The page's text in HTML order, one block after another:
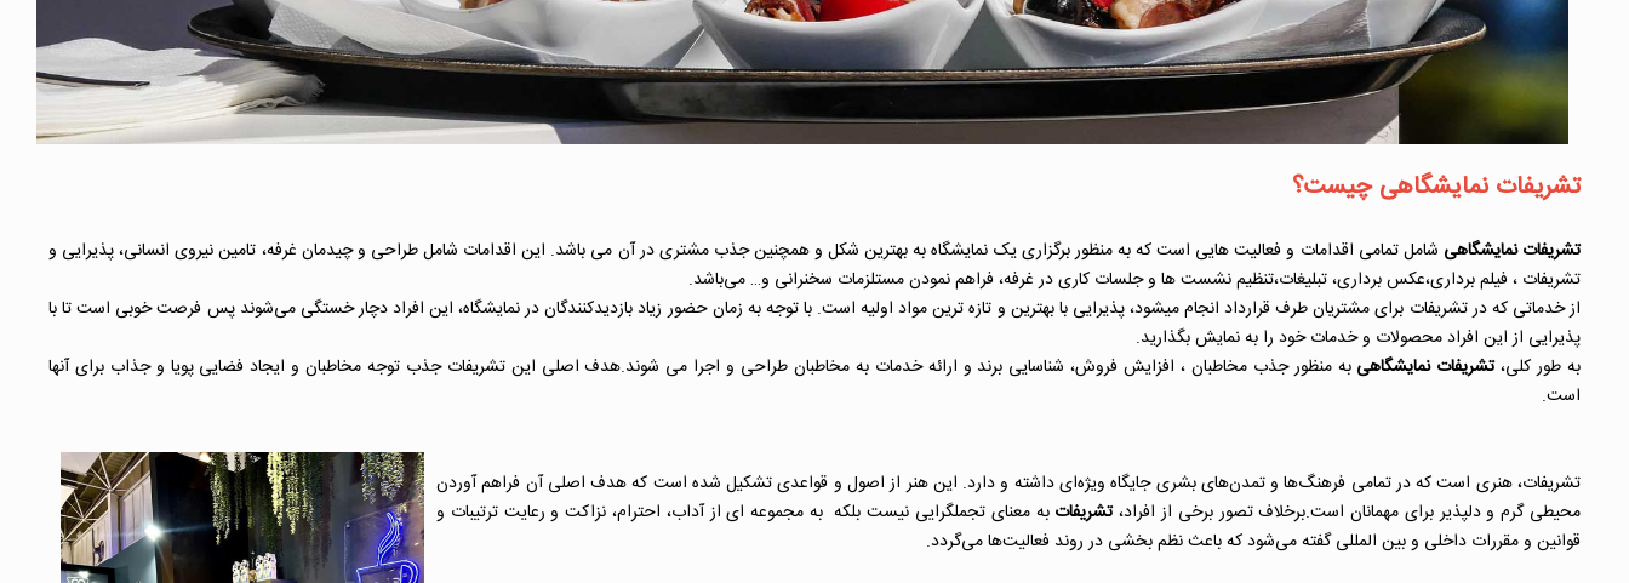
تشریفات نمایشگاهی چیست؟
تشریفات نمایشگاهی شامل تمامی اقدامات و فعالیت هایی است که به منظور برگزاری یک نمایشگاه به بهترین شکل و همچنین جذب مشتری در آن می باشد. این اقدامات شامل طراحی و چیدمان غرفه، تامین نیروی انسانی، پذیرایی و
تشریفات ، فیلم برداری،عکس برداری، تبلیغات،تنظیم نشست ها و جلسات کاری در غرفه، فراهم نمودن مستلزمات سخنرانی و… می‌باشد.
از خدماتی که در تشریفات برای مشتریان طرف قرارداد انجام میشود، پذیرایی با بهترین و تازه ترین مواد اولیه است. با توجه به زمان حضور زیاد بازدیدکنندگان در نمایشگاه، این افراد دچار خستگی می‌شوند پس فرصت خوبی است تا با
پذیرایی از این افراد محصولات و خدمات خود را به نمایش بگذارید.
به طور کلی،تشریفات نمایشگاهی به منظور جذب مخاطبان ، افزایش فروش، شناسایی برند و ارائه خدمات به مخاطبان طراحی و اجرا می شوند.هدف اصلی این تشریفات جذب توجه مخاطبان و ایجاد فضایی پویا و جذاب برای آنها
است.
تشریفات، هنری است که در تمامی فرهنگ‌ها و تمدن‌های بشری جایگاه ویژه‌ای داشته و دارد. این هنر از اصول و قواعدی تشکیل شده است که هدف اصلی آن فراهم آوردن
محیطی گرم و دلپذیر برای مهمانان است.برخلاف تصور برخی از افراد،تشریفات به معنای تجملگرایی نیست بلکه به مجموعه ای از آداب، احترام، نزاکت و رعایت ترتیبات و
قوانین و مقررات داخلی و بین المللی گفته می‌شود که باعث نظم بخشی در روند فعالیت‌ها می‌گردد.